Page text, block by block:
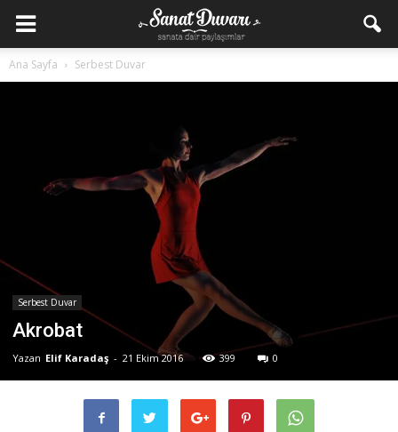
Ana Sayfa Serbest Duvar
Serbest Duvar
Akrobat
Yazan Elif Karadaş - 21 Ekim 2016 399 0